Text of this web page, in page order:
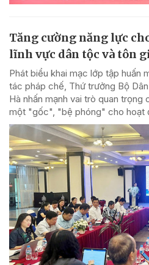
Tăng cường năng lực
lĩnh vực dân tộc và tôn
Phát biểu khai mạc lớp tập huấn
tác pháp chế, Thứ trưởng Bộ
Hà nhấn mạnh vai trò quan
một "gốc", "bệ phóng" cho hoạt